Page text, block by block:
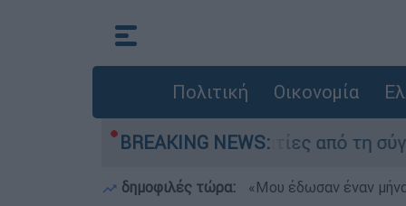
Πολιτική Οικονομία
BREAKING NEWS:
οι δύο τραυματίες από τη σύγκρουση των
δημοφιλές τώρα: «Μου έδωσαν έναν